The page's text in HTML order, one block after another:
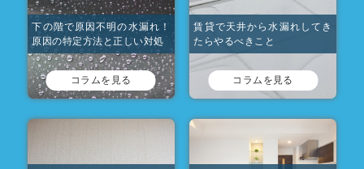
下の階で原因不明の水漏れ！
原因の特定方法と正しい対処
コラムを見る
賃貸で天井から水漏れしてき
たらやるべきこと
コラムを見る